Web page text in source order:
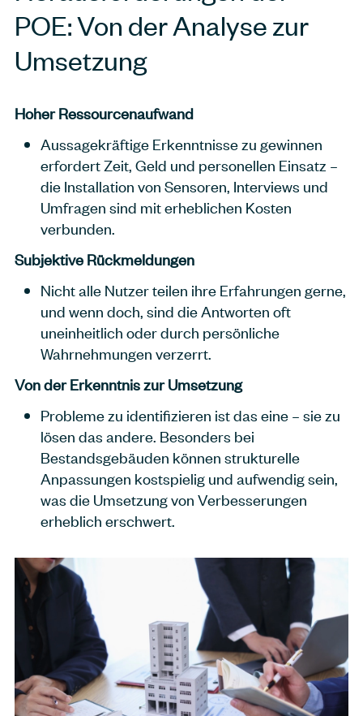
POE: Von der Analyse zur
Umsetzung
Hoher Ressourcenaufwand
Aussagekräftige Erkenntnisse zu gewinnen
erfordert Zeit, Geld und personellen Einsatz –
die Installation von Sensoren, Interviews und
Umfragen sind mit erheblichen Kosten
verbunden.
Subjektive Rückmeldungen
Nicht alle Nutzer teilen ihre Erfahrungen gerne,
und wenn doch, sind die Antworten oft
uneinheitlich oder durch persönliche
Wahrnehmungen verzerrt.
Von der Erkenntnis zur Umsetzung
Probleme zu identifizieren ist das eine – sie zu
lösen das andere. Besonders bei
Bestandsgebäuden können strukturelle
Anpassungen kostspielig und aufwendig sein,
was die Umsetzung von Verbesserungen
erheblich erschwert.